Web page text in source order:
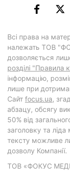
Всі права на
належать ТОВ
дозволяється
розділі "Правила
інформацію,
лише при
Cайт focus.ua,
абзацу, обсягу
50% від
заголовку та
тексту можливе
дозволу Компанії.
ТОВ «ФОКУС